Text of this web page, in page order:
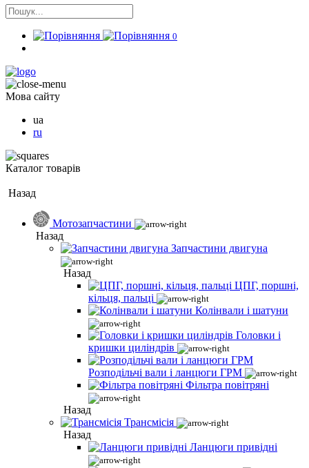
0
Мова сайту
ua
ru
Каталог товарів
Назад
Мотозапчастини
Назад
Запчастини двигуна
Назад
ЦПГ, поршні,
кільця, пальці
Колінвали і шатуни
Головки і
кришки циліндрів
Розподільчі вали і ланцюги ГРМ
Фільтра повітряні
Назад
Трансмісія
Назад
Ланцюги привідні